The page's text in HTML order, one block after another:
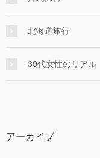
北海道旅行
30代女性のリアル
アーカイブ